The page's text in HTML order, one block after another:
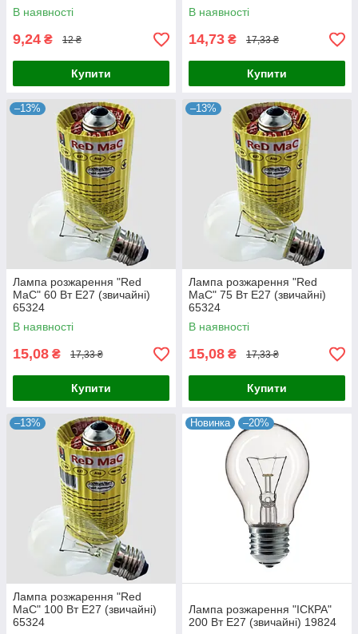
В наявності
9,24 ₴ 12 ₴
Купити
В наявності
14,73 ₴ 17,33 ₴
Купити
–13%
Лампа розжарення "Red
MaC" 60 Вт Е27 (звичайні)
65324
В наявності
15,08 ₴ 17,33 ₴
Купити
–13%
Лампа розжарення "Red
MaC" 75 Вт Е27 (звичайні)
65324
В наявності
15,08 ₴ 17,33 ₴
Купити
–13%
Лампа розжарення "Red
MaC" 100 Вт Е27 (звичайні)
65324
Новинка –20%
Лампа розжарення "ІСКРА"
200 Вт Е27 (звичайні) 19824